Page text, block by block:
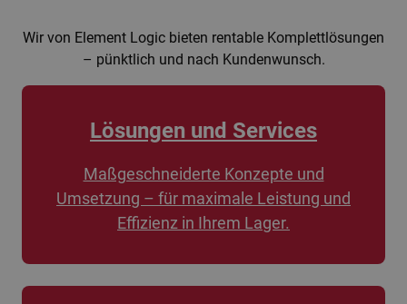
Wir von Element Logic bieten rentable Komplettlösungen
– pünktlich und nach Kundenwunsch.
Lösungen und Services
Maßgeschneiderte Konzepte und
Umsetzung – für maximale Leistung und
Effizienz in Ihrem Lager.